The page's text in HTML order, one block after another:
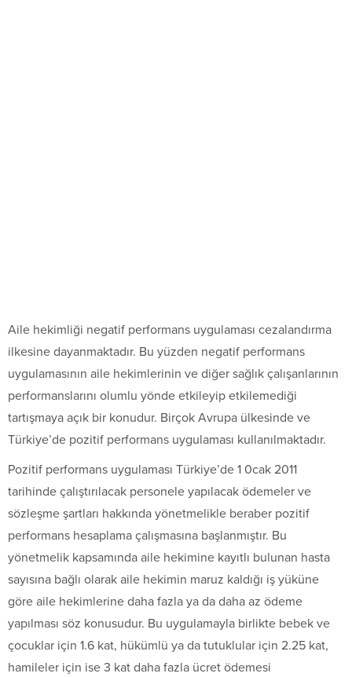
Aile hekimliği negatif performans uygulaması cezalandırma
ilkesine dayanmaktadır. Bu yüzden negatif performans
uygulamasının aile hekimlerinin ve diğer sağlık çalışanlarının
performanslarını olumlu yönde etkileyip etkilemediği
tartışmaya açık bir konudur. Birçok Avrupa ülkesinde ve
Türkiye’de pozitif performans uygulaması kullanılmaktadır.
Pozitif performans uygulaması Türkiye’de 1 0cak 2011
tarihinde çalıştırılacak personele yapılacak ödemeler ve
sözleşme şartları hakkında yönetmelikle beraber pozitif
performans hesaplama çalışmasına başlanmıştır. Bu
yönetmelik kapsamında aile hekimine kayıtlı bulunan hasta
sayısına bağlı olarak aile hekimin maruz kaldığı iş yüküne
göre aile hekimlerine daha fazla ya da daha az ödeme
yapılması söz konusudur. Bu uygulamayla birlikte bebek ve
çocuklar için 1.6 kat, hükümlü ya da tutuklular için 2.25 kat,
hamileler için ise 3 kat daha fazla ücret ödemesi